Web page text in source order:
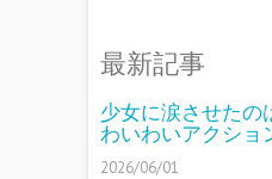
最新記事
少女に涙させた
わいわいアクショ
2026/06/01